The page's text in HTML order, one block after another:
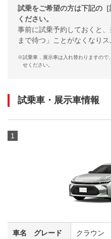
試乗をご希望の方は下記の
ください。
事前に試乗予約しておくと
まで待つ」ことがなくなり
※試乗車．展示車は入れ替わりますの
せください。
試乗車・展示車情報
1
クラウン